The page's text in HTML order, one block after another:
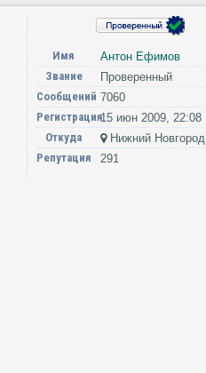
Имя
Антон Ефимов
Звание
Проверенный
Сообщений 7060
Регистрация15 июн 2009, 22:08
Откуда
Нижний Новгород
Репутация
291